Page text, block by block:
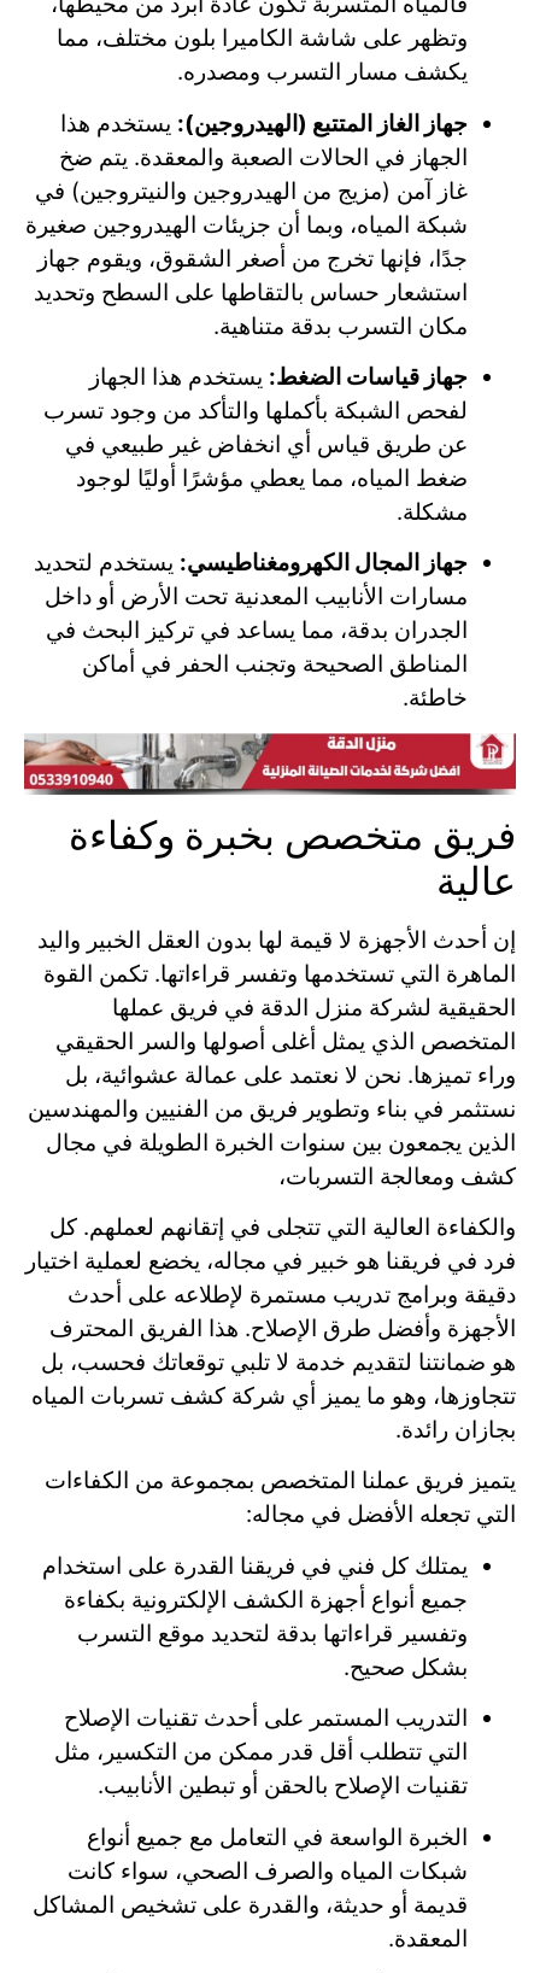
وتظهر على شاشة الكاميرا بلون مختلف، مما
يكشف مسار التسرب ومصدره.
جهاز الغاز المتتبع (الهيدروجين): يستخدم هذا
الجهاز في الحالات الصعبة والمعقدة. يتم ضخ
غاز آمن (مزيج من الهيدروجين والنيتروجين) في
شبكة المياه، وبما أن جزيئات الهيدروجين صغيرة
جدًا، فإنها تخرج من أصغر الشقوق، ويقوم جهاز
استشعار حساس بالتقاطها على السطح وتحديد
مكان التسرب بدقة متناهية.
جهاز قياسات الضغط: يستخدم هذا الجهاز
لفحص الشبكة بأكملها والتأكد من وجود تسرب
عن طريق قياس أي انخفاض غير طبيعي في
ضغط المياه، مما يعطي مؤشرًا أوليًا لوجود
مشكلة.
جهاز المجال الكهرومغناطيسي: يستخدم لتحديد
مسارات الأنابيب المعدنية تحت الأرض أو داخل
الجدران بدقة، مما يساعد في تركيز البحث في
المناطق الصحيحة وتجنب الحفر في أماكن
خاطئة.
فريق متخصص بخبرة وكفاءة
عالية
إن أحدث الأجهزة لا قيمة لها بدون العقل الخبير واليد
الماهرة التي تستخدمها وتفسر قراءاتها. تكمن القوة
الحقيقية لشركة منزل الدقة في فريق عملها
المتخصص الذي يمثل أغلى أصولها والسر الحقيقي
وراء تميزها. نحن لا نعتمد على عمالة عشوائية، بل
نستثمر في بناء وتطوير فريق من الفنيين والمهندسين
الذين يجمعون بين سنوات الخبرة الطويلة في مجال
كشف ومعالجة التسربات،
والكفاءة العالية التي تتجلى في إتقانهم لعملهم. كل
فرد في فريقنا هو خبير في مجاله، يخضع لعملية اختيار
دقيقة وبرامج تدريب مستمرة لإطلاعه على أحدث
الأجهزة وأفضل طرق الإصلاح. هذا الفريق المحترف
هو ضمانتنا لتقديم خدمة لا تلبي توقعاتك فحسب، بل
تتجاوزها، وهو ما يميز أي شركة كشف تسربات المياه
بجازان رائدة.
يتميز فريق عملنا المتخصص بمجموعة من الكفاءات
التي تجعله الأفضل في مجاله:
يمتلك كل فني في فريقنا القدرة على استخدام
جميع أنواع أجهزة الكشف الإلكترونية بكفاءة
وتفسير قراءاتها بدقة لتحديد موقع التسرب
بشكل صحيح.
التدريب المستمر على أحدث تقنيات الإصلاح
التي تتطلب أقل قدر ممكن من التكسير، مثل
تقنيات الإصلاح بالحقن أو تبطين الأنابيب.
الخبرة الواسعة في التعامل مع جميع أنواع
شبكات المياه والصرف الصحي، سواء كانت
قديمة أو حديثة، والقدرة على تشخيص المشاكل
المعقدة.